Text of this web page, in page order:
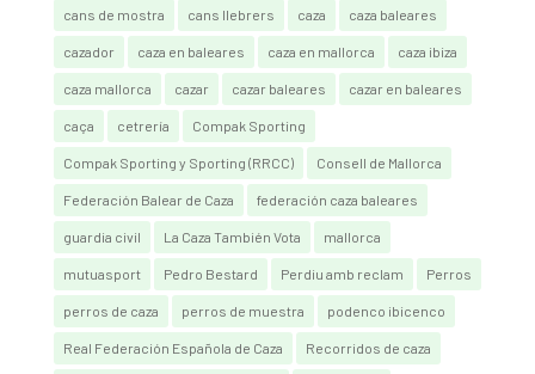
cans de mostra cans llebrers caza caza baleares
cazador caza en baleares caza en mallorca caza ibiza
caza mallorca cazar cazar baleares cazar en baleares
caça cetrería Compak Sporting
Compak Sporting y Sporting (RRCC) Consell de Mallorca
Federación Balear de Caza federación caza baleares
guardia civil La Caza También Vota mallorca
mutuasport Pedro Bestard Perdiu amb reclam Perros
perros de caza perros de muestra podenco ibicenco
Real Federación Española de Caza Recorridos de caza